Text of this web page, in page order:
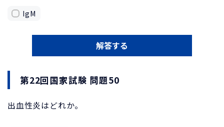
IgM
解答する
第22回国家試験 問題50
出血性炎はどれか。